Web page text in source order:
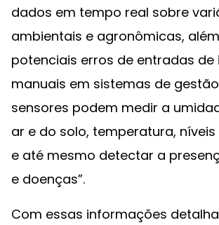
dados em tempo real sobre
ambientais e agronômicas,
potenciais erros de entradas
manuais em sistemas de
sensores podem medir a
ar e do solo, temperatura,
e até mesmo detectar a
e doenças”.
Com essas informações